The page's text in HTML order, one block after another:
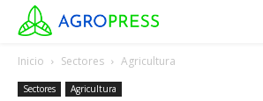
Inicio Sectores Agricultura
Sectores Agricultura